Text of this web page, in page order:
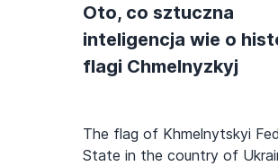
Oto, co sztuczna
inteligencja wie o
flagi Chmelnyzkyj
The flag of Khmelnytskyi
State in the country of